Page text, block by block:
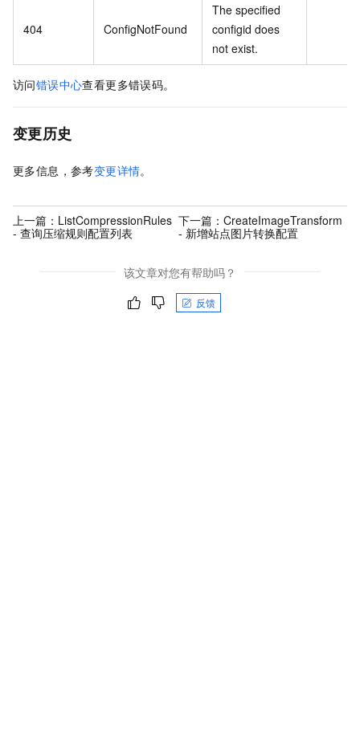
404 ConfigNotFound
The specified
configid does
not exist.
访问错误中心查看更多错误码。
变更历史
更多信息，参考变更详情。
上一篇： ListCompressionRules
- 查询压缩规则配置列表
下一篇：CreateImageTransform
- 新增站点图片转换配置
该文章对您有帮助吗？
反馈